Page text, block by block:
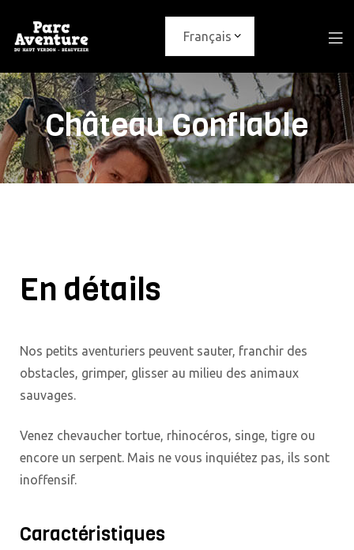
Château Gonflable
En détails
Nos petits aventuriers peuvent sauter, franchir des
obstacles, grimper, glisser au milieu des animaux
sauvages.
Venez chevaucher tortue, rhinocéros, singe, tigre ou
encore un serpent. Mais ne vous inquiétez pas, ils sont
inoffensif.
Caractéristiques